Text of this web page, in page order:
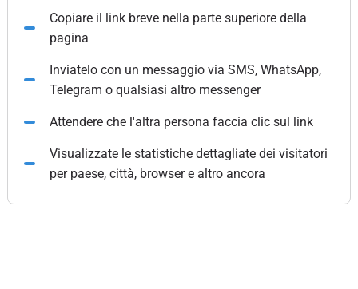
Copiare il link breve nella parte superiore della
pagina
Inviatelo con un messaggio via SMS, WhatsApp,
Telegram o qualsiasi altro messenger
Attendere che l'altra persona faccia clic sul link
Visualizzate le statistiche dettagliate dei visitatori
per paese, città, browser e altro ancora